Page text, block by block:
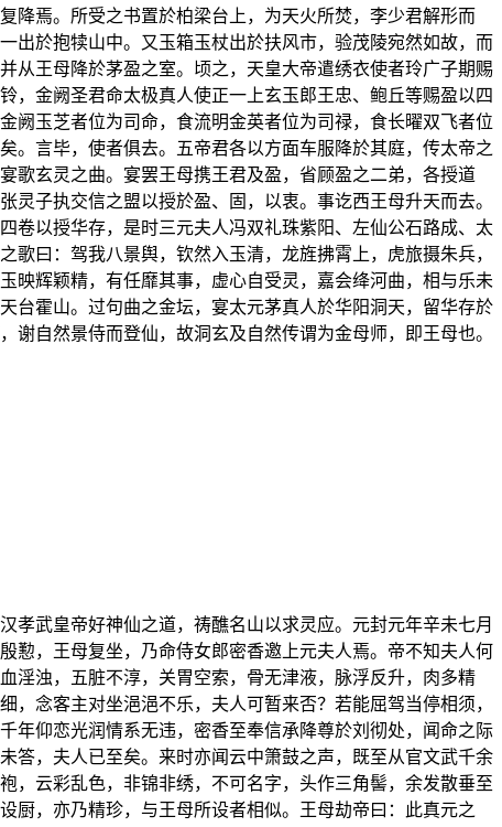
降焉。所受之书置於柏梁台上，为天火所焚，李少君解形而
出於抱犊山中。又玉箱玉杖出於扶风市，验茂陵宛然如故，而
从王母降於茅盈之室。顷之，天皇大帝遣绣衣使者玲广子期赐
，金阙圣君命太极真人使正一上玄玉郎王忠、鲍丘等赐盈以四
阙玉芝者位为司命，食流明金英者位为司禄，食长曜双飞者位
。言毕，使者俱去。五帝君各以方面车服降於其庭，传太帝之
歌玄灵之曲。宴罢王母携王君及盈，省顾盈之二弟，各授道
子执交信之盟以授於盈、固，以衷。事讫西王母升天而去。
卷以授华存，是时三元夫人冯双礼珠紫阳、左仙公石路成、太
曰：驾我八景舆，钦然入玉清，龙旌拂霄上，虎旅摄朱兵，
映辉颖精，有任靡其事，虚心自受灵，嘉会绛河曲，相与乐未
台霍山。过句曲之金坛，宴太元茅真人於华阳洞天，留华存於
自然景侍而登仙，故洞玄及自然传谓为金母师，即王母也。
孝武皇帝好神仙之道，祷醮名山以求灵应。元封元年辛未七月
懃，王母复坐，乃命侍女郎密香邀上元夫人焉。帝不知夫人何
淫浊，五脏不淳，关胃空索，骨无津液，脉浮反升，肉多精
念客主对坐浥浥不乐，夫人可暂来否？若能屈驾当停相须，
年仰恋光润情系无违，密香至奉信承降尊於刘彻处，闻命之际
答，夫人已至矣。来时亦闻云中箫鼓之声，既至从官文武千余
，云彩乱色，非锦非绣，不可名字，头作三角髻，余发散垂至
厨，亦乃精珍，与王母所设者相似。王母劫帝曰：此真元之